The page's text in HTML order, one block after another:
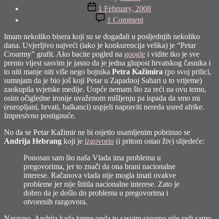
author
Post
date
1 February, 2008
1 Commenton
Dojam
je
sve
Imam nekoliko bisera koji su se događali u posljednjih nekoliko
dana. Uvjerljivo najveći (iako je konkurencija velika) je “Petar
Croarmy” grafit. Ako bacite pogled na google i vidite tko je sve
prenio vijest sasvim je jasno da je jedna glupost hrvatskog časnika i
to niti manje niti više nego bojnika Petra Kažimira (po svoj prilici,
sumnjam da je bio još koji Petar u Zapadnoj Sahari u to vrijeme)
zaokupila svjetske medije. Uopće nemam što za reći na ovu temu,
osim očigledne ironije uvaženom mišljenju pa ispada da smo mi
(europljani, hrvati, balkanci) uspjeli napraviti nereda usred afrike.
Impresivno postignuće.
No da se Petar Kažimir ne bi osjetio usamljenim pobrinuo se
Andrija Hebrang koji je izgovorio (i pritom ostao živ) slijedeće:
Ponosan sam što naša Vlada ima problema u
pregovorima, jer to znači da ona brani nacionalne
interese. Račanova vlada nije mogla imati ovakve
probleme jer nije štitila nacionalne interese. Zato je
dobro da je došlo do problema u pregovorima i
otvorenih razgovora.